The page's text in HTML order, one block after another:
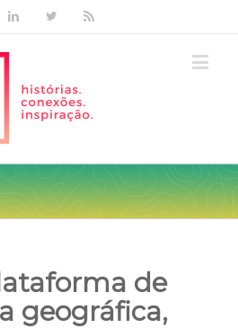
LinkedinTwitter
de
geográfica,